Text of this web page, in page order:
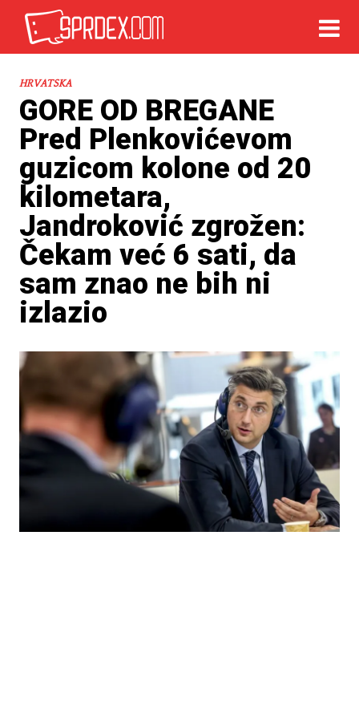
HRVATSKA
GORE OD BREGANE
Pred Plenkovićevom
guzicom kolone od 20
kilometara,
Jandroković zgrožen:
Čekam već 6 sati, da
sam znao ne bih ni
izlazio